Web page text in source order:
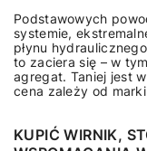
Podstawowych
systemie,
płynu
to zaciera się – w
agregat. Taniej jest
cena zależy od
KUPIĆ WIRNIK,